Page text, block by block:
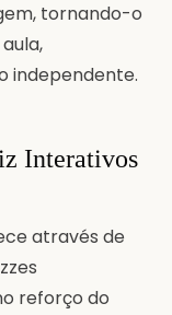
tornando-o
independente.
Interativos
através de
reforço do